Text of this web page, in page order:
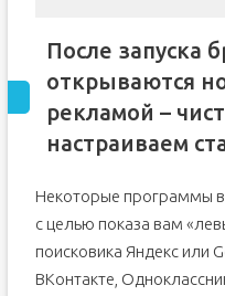
После запуска
открываются
рекламой –
настраиваем
Некоторые программы
с целью показа вам
поисковика Яндекс или
ВКонтакте,